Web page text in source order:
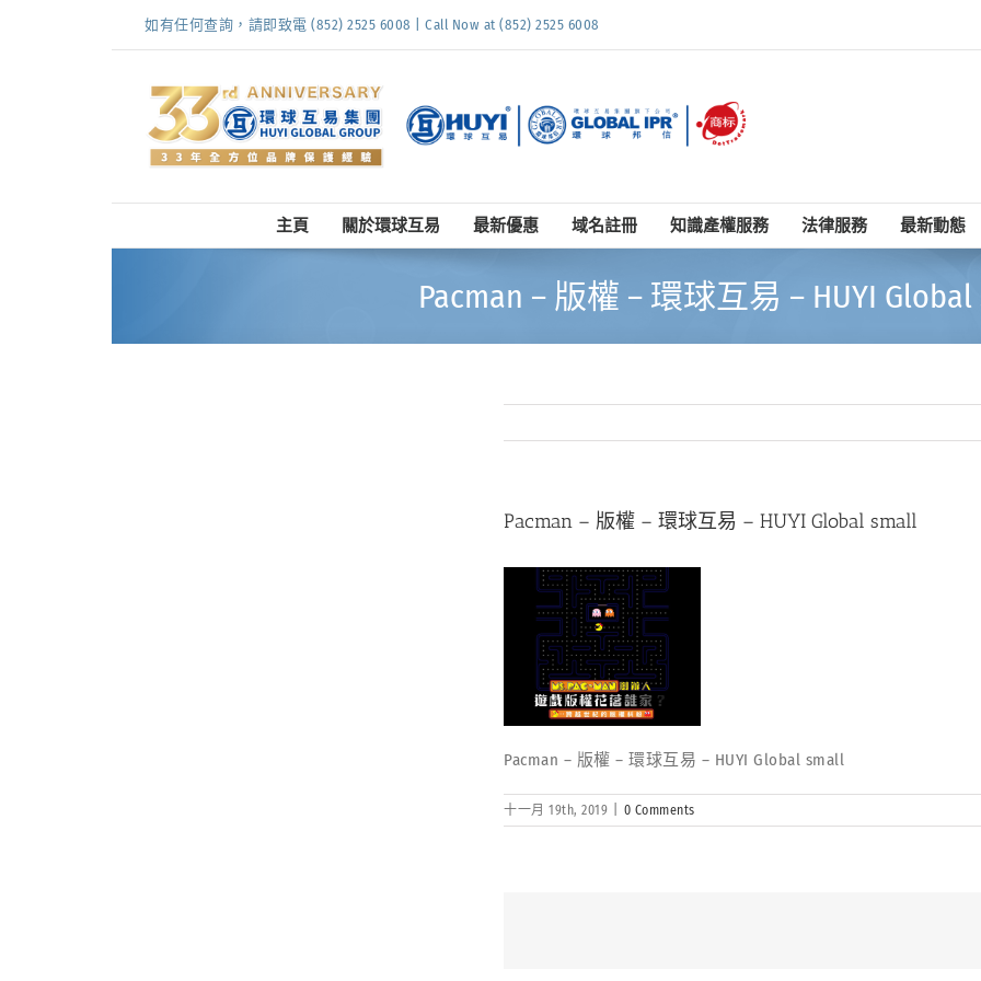
如有任何查詢，請即致電 (852) 2525 6008 | Call Now at (852) 2525 6008
主頁 關於環球互易 最新優惠 域名註冊 知識產權服務 法律服務 最新動態
Pacman – 版權 – 環球互易 – HUYI
Pacman – 版權 – 環球互易 – HUYI Global small
Pacman – 版權 – 環球互易 – HUYI Global small
十一月 19th, 2019 0 Comments